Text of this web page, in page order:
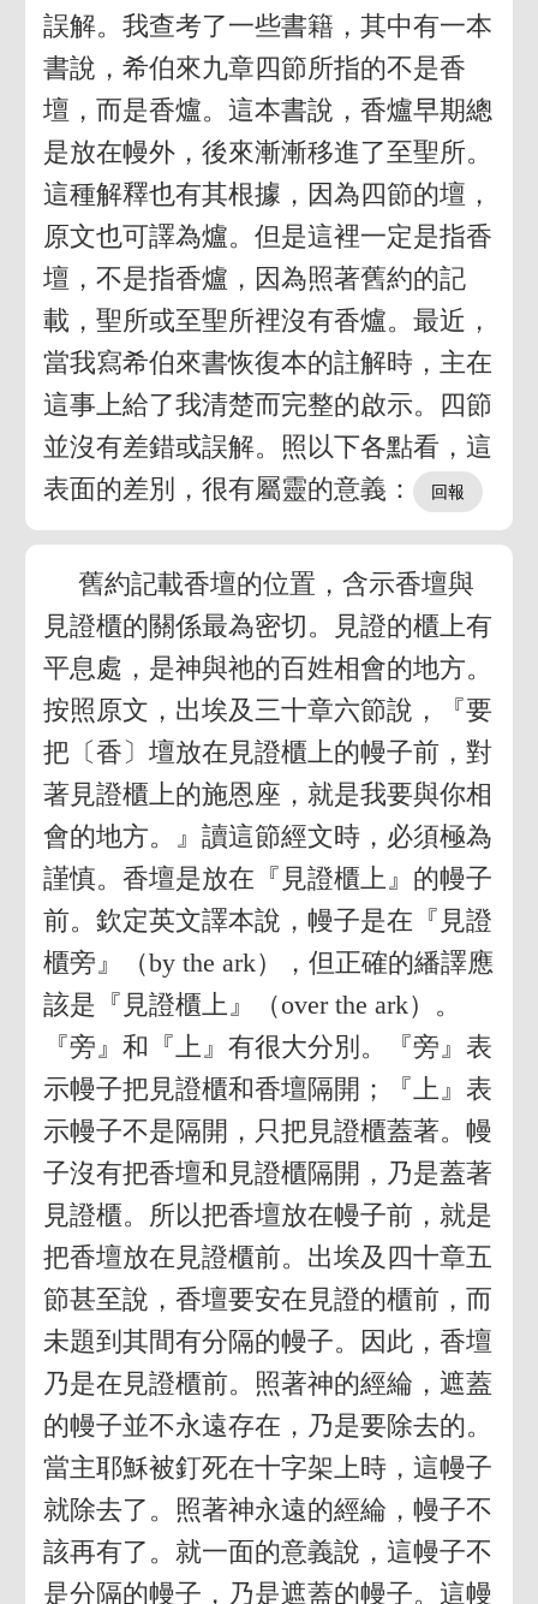
誤解。我查考了一些書籍，其中有一本
書說，希伯來九章四節所指的不是香
壇，而是香爐。這本書說，香爐早期總
是放在幔外，後來漸漸移進了至聖所。
這種解釋也有其根據，因為四節的壇，
原文也可譯為爐。但是這裡一定是指香
壇，不是指香爐，因為照著舊約的記
載，聖所或至聖所裡沒有香爐。最近，
當我寫希伯來書恢復本的註解時，主在
這事上給了我清楚而完整的啟示。四節
並沒有差錯或誤解。照以下各點看，這
表面的差別，很有屬靈的意義：
舊約記載香壇的位置，含示香壇與
見證櫃的關係最為密切。見證的櫃上有
平息處，是神與祂的百姓相會的地方。
按照原文，出埃及三十章六節說，『要
把〔香〕壇放在見證櫃上的幔子前，對
著見證櫃上的施恩座，就是我要與你相
會的地方。』讀這節經文時，必須極為
謹慎。香壇是放在『見證櫃上』的幔子
前。欽定英文譯本說，幔子是在『見證
櫃旁』（by the ark），但正確的繙譯應
該是『見證櫃上』（over the ark）。
『旁』和『上』有很大分別。『旁』表
示幔子把見證櫃和香壇隔開；『上』表
示幔子不是隔開，只把見證櫃蓋著。幔
子沒有把香壇和見證櫃隔開，乃是蓋著
見證櫃。所以把香壇放在幔子前，就是
把香壇放在見證櫃前。出埃及四十章五
節甚至說，香壇要安在見證的櫃前，而
未題到其間有分隔的幔子。因此，香壇
乃是在見證櫃前。照著神的經綸，遮蓋
的幔子並不永遠存在，乃是要除去的。
當主耶穌被釘死在十字架上時，這幔子
就除去了。照著神永遠的經綸，幔子不
該再有了。就一面的意義說，這幔子不
是分隔的幔子，乃是遮蓋的幔子。這幔